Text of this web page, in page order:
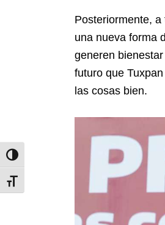
Toggle High Contrast
Toggle Font size
Posteriormente,
una nueva forma
generen
futuro que
las cosas bien.